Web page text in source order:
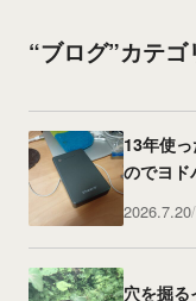
“ブログ”カテ
13年使
のでヨド
2026.7.20
穴を掘る